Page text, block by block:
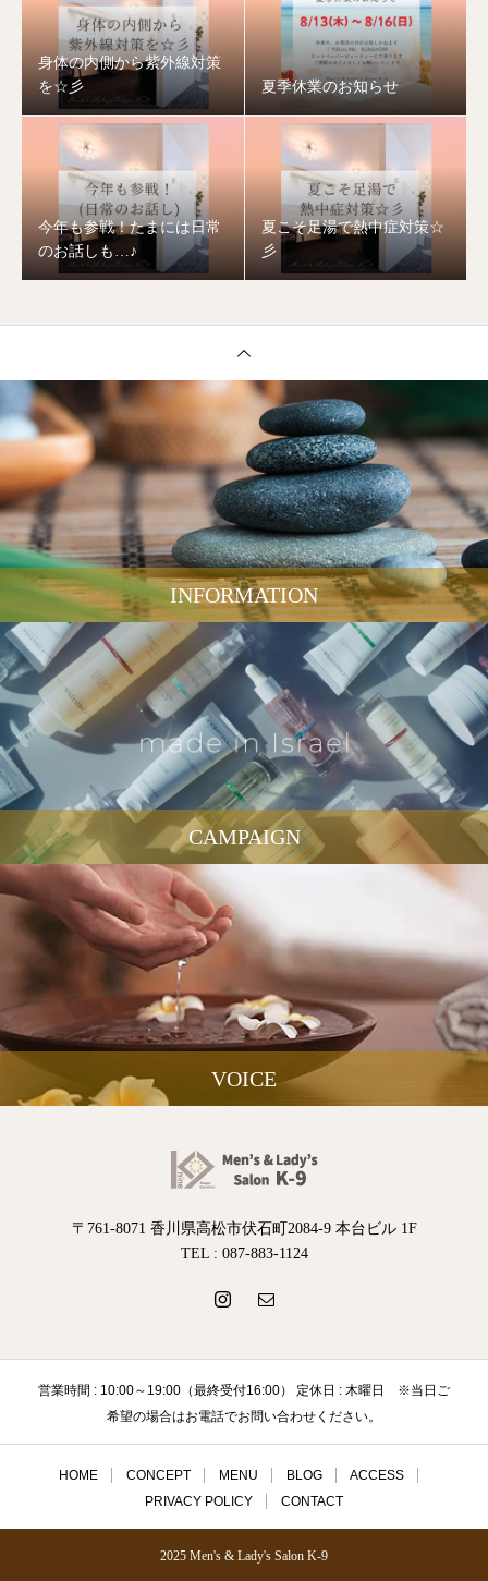
身体の内側から紫外線対策
を☆彡
夏季休業のお知らせ
今年も参戦！たまには日常
のお話しも…♪
夏こそ足湯で熱中症対策☆
彡
INFORMATION
CAMPAIGN
VOICE
〒761-8071 香川県高松市伏石町2084-9 本台ビル 1F
TEL : 087-883-1124
営業時間 : 10:00～19:00（最終受付16:00） 定休日 : 木曜日 ※当日ご
希望の場合はお電話でお問い合わせください。
HOME CONCEPT MENU BLOG
ACCESS
PRIVACY POLICY
CONTACT
2025 Men's & Lady's Salon K-9